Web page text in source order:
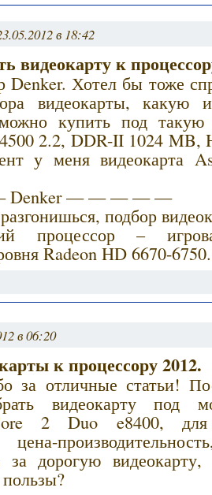
в 18:42
видеокарту к
Denker. Хотел бы тоже
видеокарты, какую
купить под такую
2.2, DDR-II 1024 MB,
у меня видеокарта
— — — — —
подбор
процессор –
Radeon HD 6670-6750.
в 06:20
к процессору 2012.
за отличные статьи!
видеокарту под
2 Duo e8400, для
цена-
за дорогую